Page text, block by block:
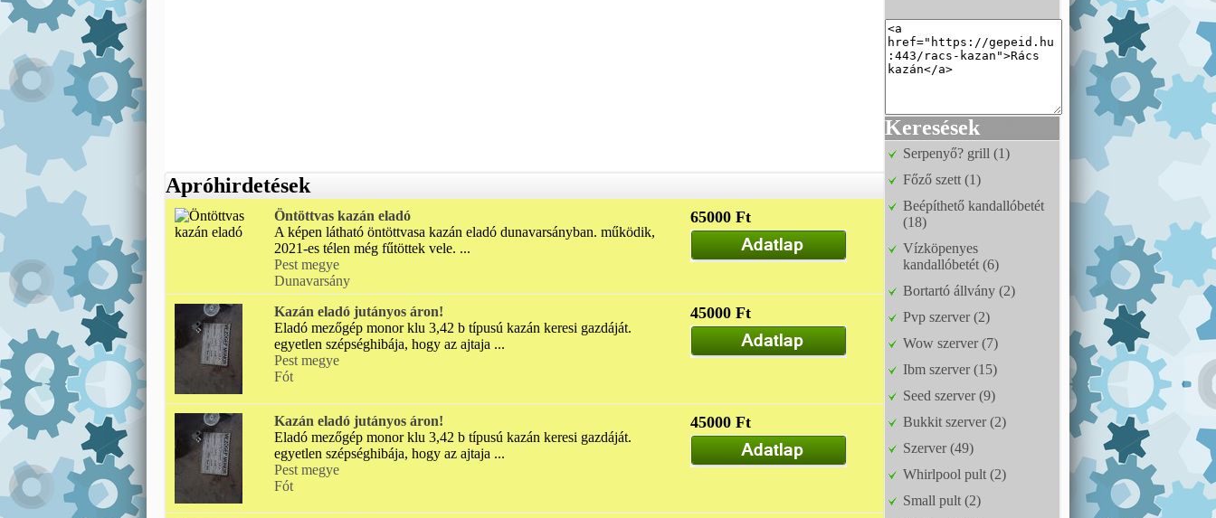
Apróhirdetések
Öntöttvas kazán eladó
A képen látható öntöttvasa kazán eladó dunavarsányban. működik,
2021-es télen még fűtöttek vele. ...
Pest megye
Dunavarsány
65000 Ft
Kazán eladó jutányos áron!
Eladó mezőgép monor klu 3,42 b típusú kazán keresi gazdáját.
egyetlen szépséghibája, hogy az ajtaja ...
Pest megye
Fót
45000 Ft
Kazán eladó jutányos áron!
Eladó mezőgép monor klu 3,42 b típusú kazán keresi gazdáját.
egyetlen szépséghibája, hogy az ajtaja ...
Pest megye
Fót
45000 Ft
Keresések
Serpenyő? grill (1)
Főző szett (1)
Beépíthető kandallóbetét
(18)
Vízköpenyes
kandallóbetét (6)
Bortartó állvány (2)
Pvp szerver (2)
Wow szerver (7)
Ibm szerver (15)
Seed szerver (9)
Bukkit szerver (2)
Szerver (49)
Whirlpool pult (2)
Small pult (2)